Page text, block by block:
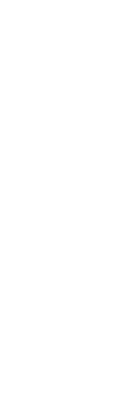
Navigation nach